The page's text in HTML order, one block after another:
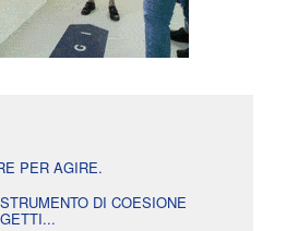
PER AGIRE.
DI COESIONE